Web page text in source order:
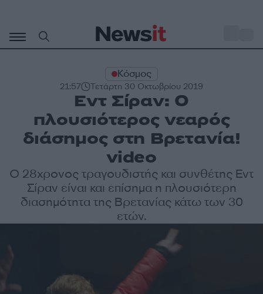
περιεχόμενο
Κόσμος
21:57 Τετάρτη 30 Οκτωβρίου 2019
Εντ Σίραν: Ο
πλουσιότερος νεαρός
διάσημος στη Βρετανία!
video
Ο 28χρονος τραγουδιστής και συνθέτης Εντ
Σίραν είναι και επίσημα η πλουσιότερη
διασημότητα της Βρετανίας κάτω των 30
ετών.